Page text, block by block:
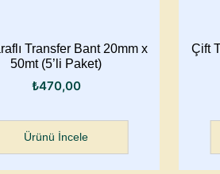
Transfer Bant 20mm x
50mt (5’li Paket)
₺470,00
Ürünü İncele
Çift